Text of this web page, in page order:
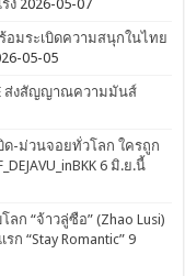
ง 2026-05-07
อมระเบิดความสนุกในไทย
05-05
ส่งสัญญาณความมันส์
บิด-ม่วนจอยทั่วโลก ใครถูก
6 มิ.ย.นี้
ก “จ้าวลู่ซือ” (Zhao Lusi)
“Stay Romantic” 9